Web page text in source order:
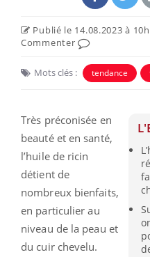
Publié le 14.08.2023 à
Commenter
Mots clés : tendance
Très préconisée en
beauté et en santé,
l’huile de ricin
détient de
nombreux bienfaits,
en particulier au
niveau de la peau et
du cuir chevelu.